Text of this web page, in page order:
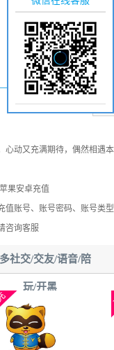
商品介绍
心动又充满期待，偶然相遇
果安卓充值
值账号、账号密码、账号类
咨询客服
社交/交友/语音/陪
玩/开黑